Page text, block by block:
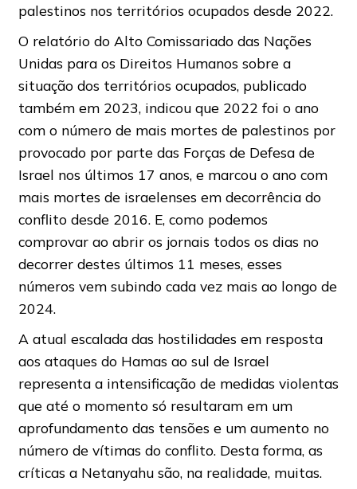
palestinos nos territórios ocupados desde 2022.
O relatório do Alto Comissariado das Nações
Unidas para os Direitos Humanos sobre a
situação dos territórios ocupados, publicado
também em 2023, indicou que 2022 foi o ano
com o número de mais mortes de palestinos por
provocado por parte das Forças de Defesa de
Israel nos últimos 17 anos, e marcou o ano com
mais mortes de israelenses em decorrência do
conflito desde 2016. E, como podemos
comprovar ao abrir os jornais todos os dias no
decorrer destes últimos 11 meses, esses
números vem subindo cada vez mais ao longo de
2024.
A atual escalada das hostilidades em resposta
aos ataques do Hamas ao sul de Israel
representa a intensificação de medidas violentas
que até o momento só resultaram em um
aprofundamento das tensões e um aumento no
número de vítimas do conflito. Desta forma, as
críticas a Netanyahu são, na realidade, muitas.